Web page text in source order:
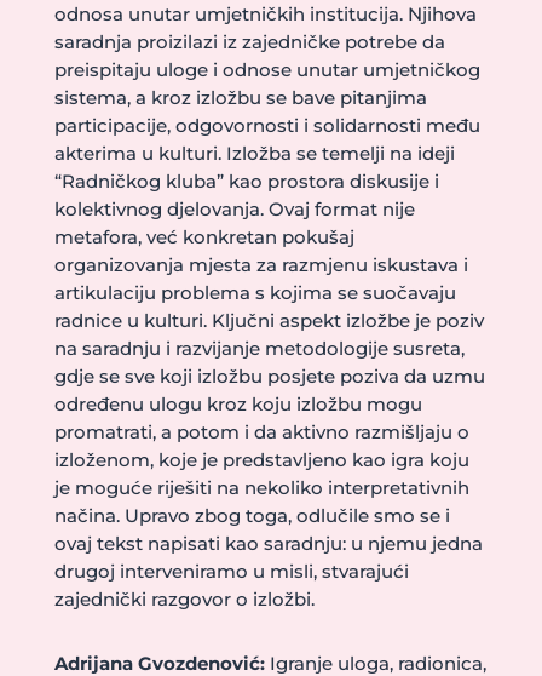
odnosa unutar umjetničkih institucija. Njihova
saradnja proizilazi iz zajedničke potrebe da
preispitaju uloge i odnose unutar umjetničkog
sistema, a kroz izložbu se bave pitanjima
participacije, odgovornosti i solidarnosti među
akterima u kulturi. Izložba se temelji na ideji
“Radničkog kluba” kao prostora diskusije i
kolektivnog djelovanja. Ovaj format nije
metafora, već konkretan pokušaj
organizovanja mjesta za razmjenu iskustava i
artikulaciju problema s kojima se suočavaju
radnice u kulturi. Ključni aspekt izložbe je poziv
na saradnju i razvijanje metodologije susreta,
gdje se sve koji izložbu posjete poziva da uzmu
određenu ulogu kroz koju izložbu mogu
promatrati, a potom i da aktivno razmišljaju o
izloženom, koje je predstavljeno kao igra koju
je moguće riješiti na nekoliko interpretativnih
načina. Upravo zbog toga, odlučile smo se i
ovaj tekst napisati kao saradnju: u njemu jedna
drugoj interveniramo u misli, stvarajući
zajednički razgovor o izložbi.
Adrijana Gvozdenović:Igranje uloga, radionica,